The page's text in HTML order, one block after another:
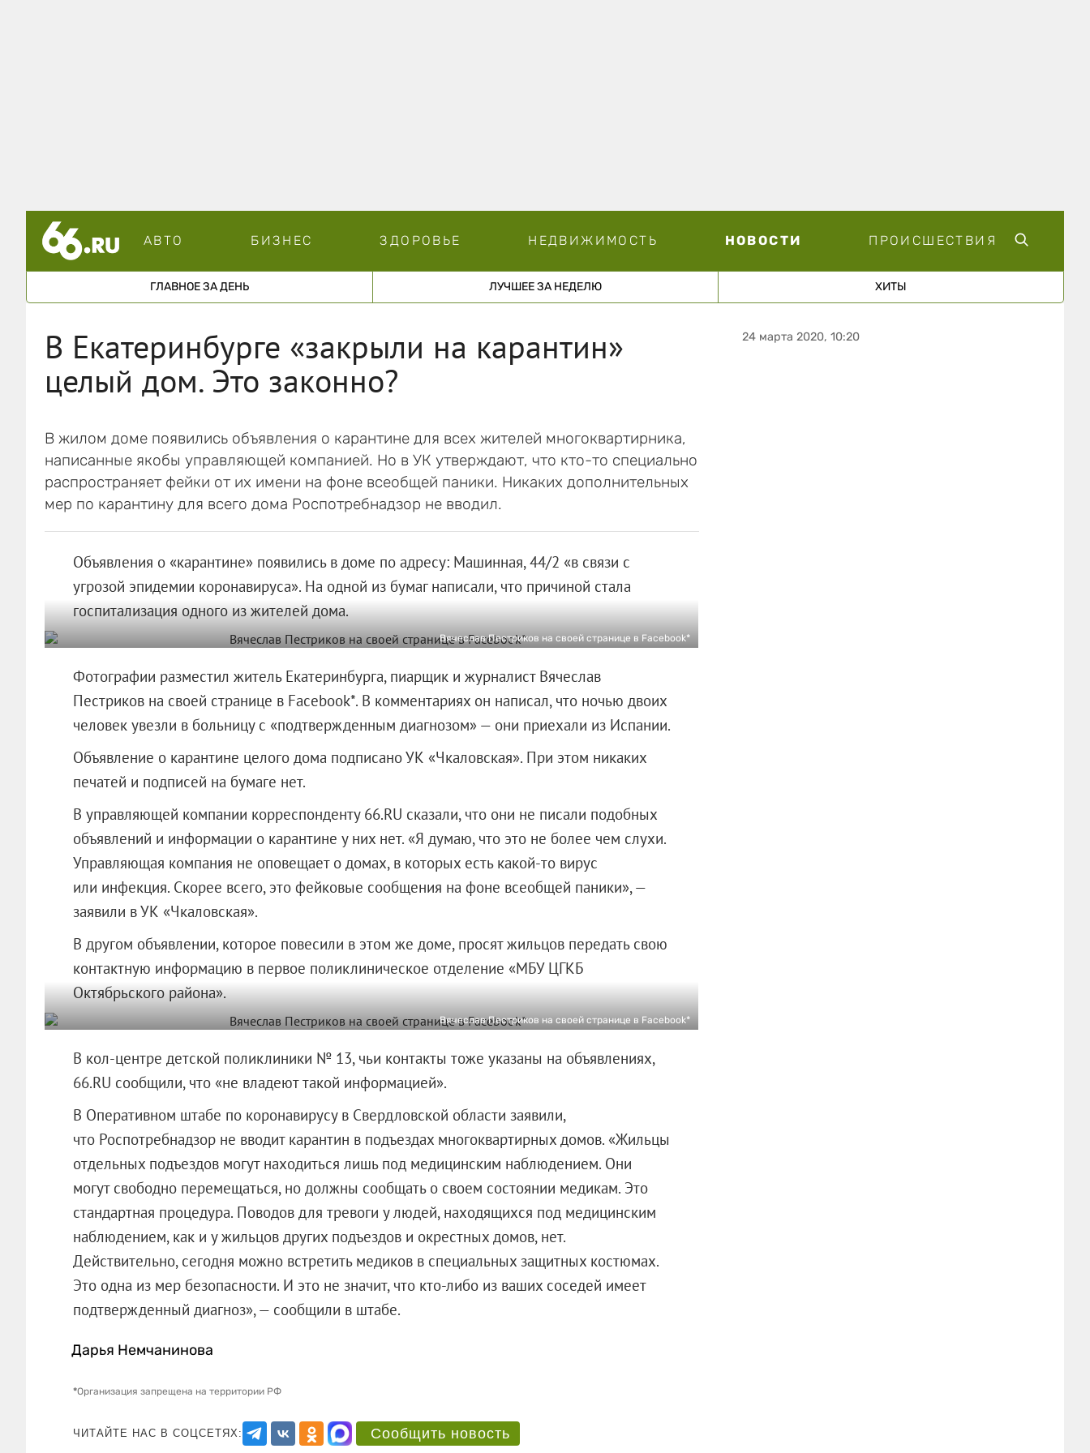
АВТО БИЗНЕС ЗДОРОВЬЕ НЕДВИЖИМОСТЬ НОВОСТИ ПРОИСШЕСТВИЯ
ГЛАВНОЕ ЗА ДЕНЬ ЛУЧШЕЕ ЗА НЕДЕЛЮ ХИТЫ
В Екатеринбурге «закрыли на карантин»
целый дом. Это законно?
В жилом доме появились объявления о карантине для всех жителей многоквартирника,
написанные якобы управляющей компанией. Но в УК утверждают, что кто-то специально
распространяет фейки от их имени на фоне всеобщей паники. Никаких дополнительных
мер по карантину для всего дома Роспотребнадзор не вводил.
Объявления о «карантине» появились в доме по адресу: Машинная, 44/2 «в связи с
угрозой эпидемии коронавируса». На одной из бумаг написали, что причиной стала
госпитализация одного из жителей дома.
Вячеслав Пестриков на своей странице в Facebook*
Фотографии разместил житель Екатеринбурга, пиарщик и журналист Вячеслав
Пестриков на своей странице в Facebook*. В комментариях он написал, что ночью двоих
человек увезли в больницу с «подтвержденным диагнозом» — они приехали из Испании.
Объявление о карантине целого дома подписано УК «Чкаловская». При этом никаких
печатей и подписей на бумаге нет.
В управляющей компании корреспонденту 66.RU сказали, что они не писали подобных
объявлений и информации о карантине у них нет. «Я думаю, что это не более чем слухи.
Управляющая компания не оповещает о домах, в которых есть какой-то вирус
или инфекция. Скорее всего, это фейковые сообщения на фоне всеобщей паники», —
заявили в УК «Чкаловская».
В другом объявлении, которое повесили в этом же доме, просят жильцов передать свою
контактную информацию в первое поликлиническое отделение «МБУ ЦГКБ
Октябрьского района».
Вячеслав Пестриков на своей странице в Facebook*
В кол-центре детской поликлиники № 13, чьи контакты тоже указаны на объявлениях,
66.RU сообщили, что «не владеют такой информацией».
В Оперативном штабе по коронавирусу в Свердловской области заявили,
что Роспотребнадзор не вводит карантин в подъездах многоквартирных домов. «Жильцы
отдельных подъездов могут находиться лишь под медицинским наблюдением. Они
могут свободно перемещаться, но должны сообщать о своем состоянии медикам. Это
стандартная процедура. Поводов для тревоги у людей, находящихся под медицинским
наблюдением, как и у жильцов других подъездов и окрестных домов, нет.
Действительно, сегодня можно встретить медиков в специальных защитных костюмах.
Это одна из мер безопасности. И это не значит, что кто-либо из ваших соседей имеет
подтвержденный диагноз», — сообщили в штабе.
Дарья Немчанинова
*Организация запрещена на территории РФ
ЧИТАЙТЕ НАС В СОЦСЕТЯХ: Сообщить новость
24 марта 2020, 10:20